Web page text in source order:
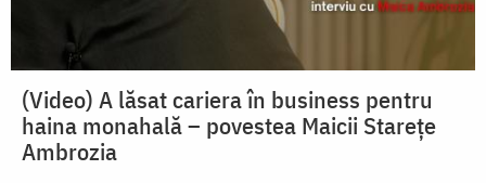
(Video) A lăsat cariera în business pentru
haina monahală – povestea Maicii Starețe
Ambrozia